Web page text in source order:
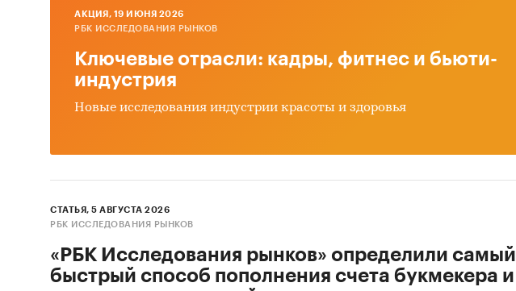
AКЦИЯ, 19 ИЮНЯ 2026
РБК ИССЛЕДОВАНИЯ РЫНКОВ
Ключевые отрасли: кадры, фитнес и бьюти-
индустрия
Новые исследования индустрии красоты и здоровья
СТАТЬЯ, 5 АВГУСТА 2026
РБК ИССЛЕДОВАНИЯ РЫНКОВ
«РБК Исследования рынков» определили самый
быстрый способ пополнения счета букмекера и